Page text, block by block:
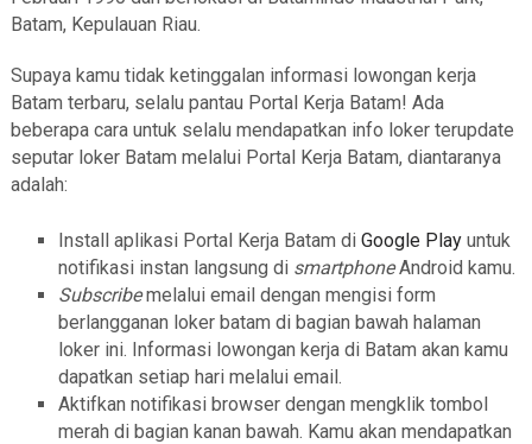
Batam, Kepulauan Riau.
Supaya kamu tidak ketinggalan informasi lowongan kerja
Batam terbaru, selalu pantau Portal Kerja Batam! Ada
beberapa cara untuk selalu mendapatkan info loker terupdate
seputar loker Batam melalui Portal Kerja Batam, diantaranya
adalah:
Install aplikasi Portal Kerja Batam di Google Playuntuk
notifikasi instan langsung di smartphoneAndroid kamu.
Subscribemelalui email dengan mengisi form
berlangganan loker batam di bagian bawah halaman
loker ini. Informasi lowongan kerja di Batam akan kamu
dapatkan setiap hari melalui email.
Aktifkan notifikasi browser dengan mengklik tombol
merah di bagian kanan bawah. Kamu akan mendapatkan